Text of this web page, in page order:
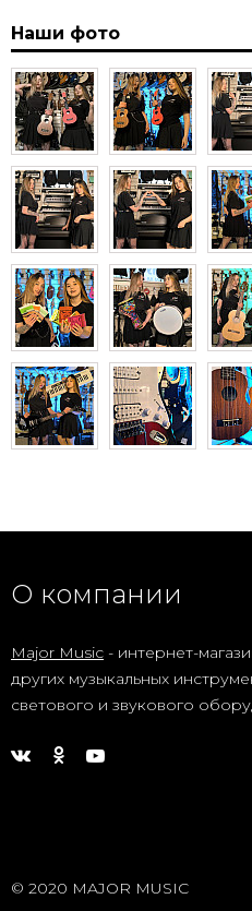
Наши фото
О компании
Major Music - интернет-
других музыкальных
светового и звукового
© 2020 MAJOR MUSIC